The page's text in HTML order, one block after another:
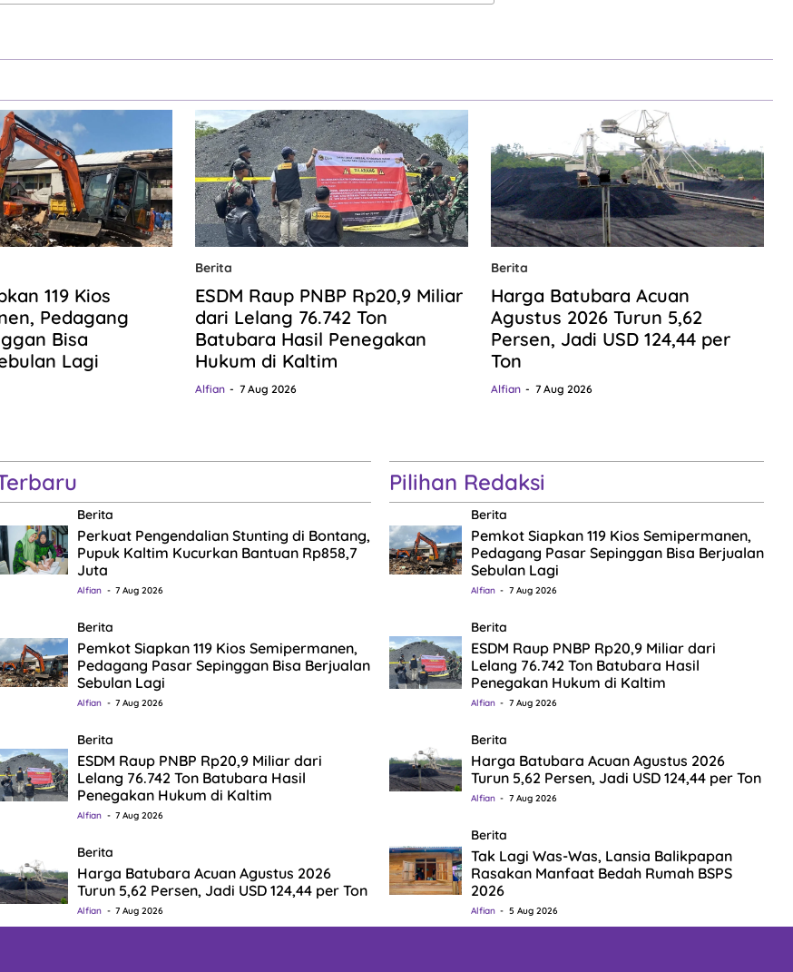
119 Kios
Pedagang
Bisa
Lagi
Berita
ESDM Raup PNBP Rp20,9 Miliar
dari Lelang 76.742 Ton
Batubara Hasil Penegakan
Hukum di Kaltim
Alfian 7 Aug 2026
Berita
Harga Batubara Acuan
Agustus 2026 Turun 5,62
Persen, Jadi USD 124,44 per
Ton
Alfian 7 Aug 2026
Berita
Perkuat Pengendalian Stunting di Bontang,
Pupuk Kaltim Kucurkan Bantuan Rp858,7
Juta
Alfian 7 Aug 2026
Berita
Pemkot Siapkan 119 Kios Semipermanen,
Pedagang Pasar Sepinggan Bisa Berjualan
Sebulan Lagi
Alfian 7 Aug 2026
Berita
ESDM Raup PNBP Rp20,9 Miliar dari
Lelang 76.742 Ton Batubara Hasil
Penegakan Hukum di Kaltim
Alfian 7 Aug 2026
Berita
Harga Batubara Acuan Agustus 2026
Turun 5,62 Persen, Jadi USD 124,44 per Ton
Alfian 7 Aug 2026
Pilihan Redaksi
Berita
Pemkot Siapkan 119 Kios Semipermanen,
Pedagang Pasar Sepinggan Bisa Berjualan
Sebulan Lagi
Alfian 7 Aug 2026
Berita
ESDM Raup PNBP Rp20,9 Miliar dari
Lelang 76.742 Ton Batubara Hasil
Penegakan Hukum di Kaltim
Alfian 7 Aug 2026
Berita
Harga Batubara Acuan Agustus 2026
Turun 5,62 Persen, Jadi USD 124,44 per Ton
Alfian 7 Aug 2026
Berita
Tak Lagi Was-Was, Lansia Balikpapan
Rasakan Manfaat Bedah Rumah BSPS
2026
Alfian 5 Aug 2026